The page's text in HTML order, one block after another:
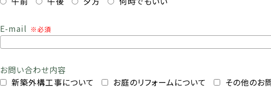
E-mail ※必須
お問い合わせ内容
新築外構工事について
お庭のリフォームについて その他のお